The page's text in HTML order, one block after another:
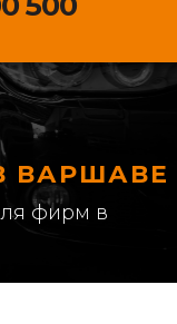
ВАРШАВЕ
фирм в